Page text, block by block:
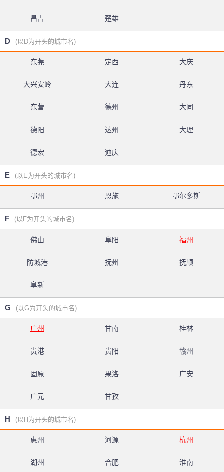
昌吉 楚雄
D (以D为开头的城市名)
东莞 定西 大庆
大兴安岭 大连 丹东
东营 德州 大同
德阳 达州 大理
德宏 迪庆
E (以E为开头的城市名)
鄂州 恩施 鄂尔多斯
F (以F为开头的城市名)
佛山 阜阳 福州
防城港 抚州 抚顺
阜新
G (以G为开头的城市名)
广州 甘南 桂林
贵港 贵阳 赣州
固原 果洛 广安
广元 甘孜
H (以H为开头的城市名)
惠州 河源 杭州
湖州 合肥 淮南